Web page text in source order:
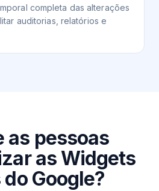
completa das alterações
auditorias, relatórios e
as pessoas
as Widgets
Google?